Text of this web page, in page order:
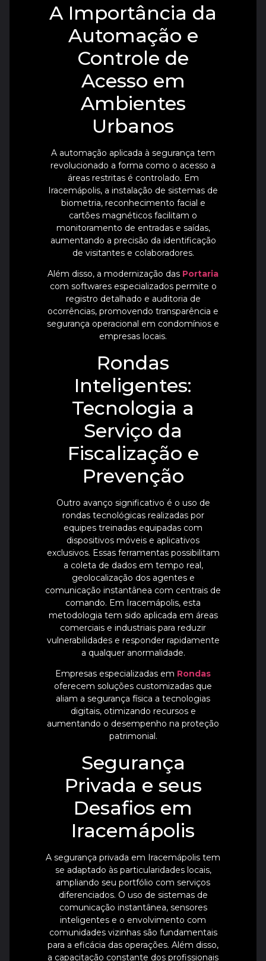
A Importância da
Automação e
Controle de
Acesso em
Ambientes
Urbanos
A automação aplicada à segurança tem
revolucionado a forma como o acesso a
áreas restritas é controlado. Em
Iracemápolis, a instalação de sistemas de
biometria, reconhecimento facial e
cartões magnéticos facilitam o
monitoramento de entradas e saídas,
aumentando a precisão da identificação
de visitantes e colaboradores.
Além disso, a modernização das Portaria
com softwares especializados permite o
registro detalhado e auditoria de
ocorrências, promovendo transparência e
segurança operacional em condomínios e
empresas locais.
Rondas
Inteligentes:
Tecnologia a
Serviço da
Fiscalização e
Prevenção
Outro avanço significativo é o uso de
rondas tecnológicas realizadas por
equipes treinadas equipadas com
dispositivos móveis e aplicativos
exclusivos. Essas ferramentas possibilitam
a coleta de dados em tempo real,
geolocalização dos agentes e
comunicação instantânea com centrais de
comando. Em Iracemápolis, esta
metodologia tem sido aplicada em áreas
comerciais e industriais para reduzir
vulnerabilidades e responder rapidamente
a qualquer anormalidade.
Empresas especializadas em Rondas
oferecem soluções customizadas que
aliam a segurança física a tecnologias
digitais, otimizando recursos e
aumentando o desempenho na proteção
patrimonial.
Segurança
Privada e seus
Desafios em
Iracemápolis
A segurança privada em Iracemápolis tem
se adaptado às particularidades locais,
ampliando seu portfólio com serviços
diferenciados. O uso de sistemas de
comunicação instantânea, sensores
inteligentes e o envolvimento com
comunidades vizinhas são fundamentais
para a eficácia das operações. Além disso,
a capacitação constante dos profissionais